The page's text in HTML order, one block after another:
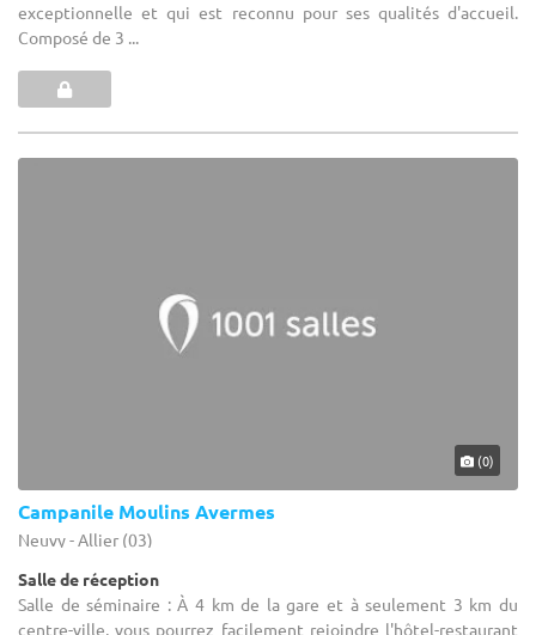
exceptionnelle et qui est reconnu pour ses qualités d'accueil.
Composé de 3 ...
(0)
Campanile Moulins Avermes
Neuvy - Allier (03)
Salle de réception
Salle de séminaire : À 4 km de la gare et à seulement 3 km du
centre-ville, vous pourrez facilement rejoindre l'hôtel-restaurant